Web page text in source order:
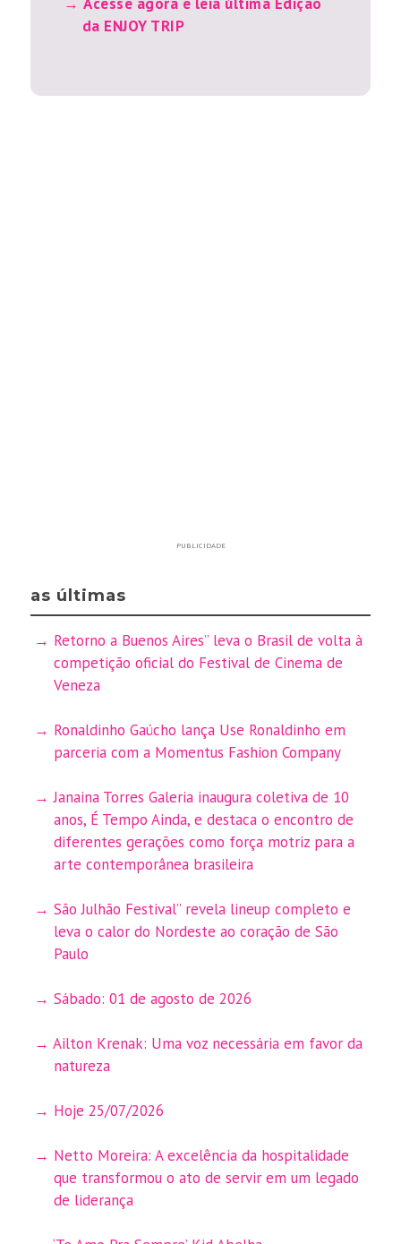
da ENJOY TRIP
PUBLICIDADE
as últimas
Retorno a Buenos Aires” leva o Brasil de volta à
competição oficial do Festival de Cinema de
Veneza
Ronaldinho Gaúcho lança Use Ronaldinho em
parceria com a Momentus Fashion Company
Janaina Torres Galeria inaugura coletiva de 10
anos, É Tempo Ainda, e destaca o encontro de
diferentes gerações como força motriz para a
arte contemporânea brasileira
São Julhão Festival” revela lineup completo e
leva o calor do Nordeste ao coração de São
Paulo
Sábado: 01 de agosto de 2026
Ailton Krenak: Uma voz necessária em favor da
natureza
Hoje 25/07/2026
Netto Moreira: A excelência da hospitalidade
que transformou o ato de servir em um legado
de liderança